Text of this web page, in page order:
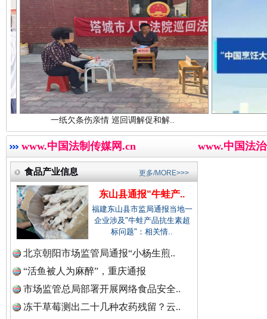
中国廉政法纪网.
中国律师在线.
中国参政网.中
三年瞒报超千万 隐匿收入偷税被查处..
纸欠条伤亲情 巡回调解促和解..
www.中国法制传媒网.cn www.中国法
食品产业信息
东山县通报“牛蛙产..
福建东山县市监局通报当地一
企业涉及"牛蛙产品抗生素超
标问题"：相关情..
北京朝阳市场监管局通报“小杨生煎..
“活鱼被人为麻醉”，重庆通报
市场监管总局部署开展网络食品安全..
冻干草莓测出二十几种农药残留？云..
更多/MORE>>>